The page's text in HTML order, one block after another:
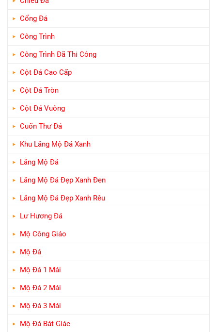
Cổng Đá
Công Trình
Công Trình Đã Thi Công
Cột Đá Cao Cấp
Cột Đá Tròn
Cột Đá Vuông
Cuốn Thư Đá
Khu Lăng Mộ Đá Xanh
Lăng Mộ Đá
Lăng Mộ Đá Đẹp Xanh Đen
Lăng Mộ Đá Đẹp Xanh Rêu
Lư Hương Đá
Mộ Công Giáo
Mộ Đá
Mộ Đá 1 Mái
Mộ Đá 2 Mái
Mộ Đá 3 Mái
Mộ Đá Bát Giác